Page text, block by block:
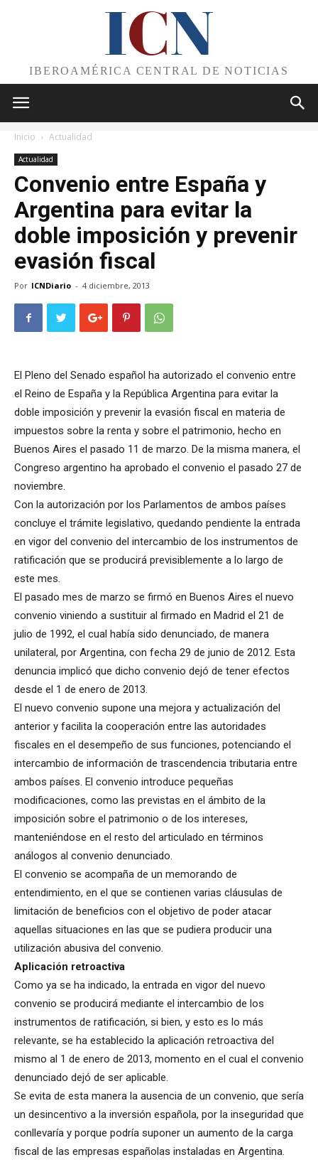
ICN
IBEROAMÉRICA CENTRAL DE NOTICIAS
Inicio Actualidad
Actualidad
Convenio entre España y
Argentina para evitar la
doble imposición y prevenir
evasión fiscal
Por ICNDiario - 4 diciembre, 2013
El Pleno del Senado español ha autorizado el convenio entre
el Reino de España y la República Argentina para evitar la
doble imposición y prevenir la evasión fiscal en materia de
impuestos sobre la renta y sobre el patrimonio, hecho en
Buenos Aires el pasado 11 de marzo. De la misma manera, el
Congreso argentino ha aprobado el convenio el pasado 27 de
noviembre.
Con la autorización por los Parlamentos de ambos países
concluye el trámite legislativo, quedando pendiente la entrada
en vigor del convenio del intercambio de los instrumentos de
ratificación que se producirá previsiblemente a lo largo de
este mes.
El pasado mes de marzo se firmó en Buenos Aires el nuevo
convenio viniendo a sustituir al firmado en Madrid el 21 de
julio de 1992, el cual había sido denunciado, de manera
unilateral, por Argentina, con fecha 29 de junio de 2012. Esta
denuncia implicó que dicho convenio dejó de tener efectos
desde el 1 de enero de 2013.
El nuevo convenio supone una mejora y actualización del
anterior y facilita la cooperación entre las autoridades
fiscales en el desempeño de sus funciones, potenciando el
intercambio de información de trascendencia tributaria entre
ambos países. El convenio introduce pequeñas
modificaciones, como las previstas en el ámbito de la
imposición sobre el patrimonio o de los intereses,
manteniéndose en el resto del articulado en términos
análogos al convenio denunciado.
El convenio se acompaña de un memorando de
entendimiento, en el que se contienen varias cláusulas de
limitación de beneficios con el objetivo de poder atacar
aquellas situaciones en las que se pudiera producir una
utilización abusiva del convenio.
Aplicación retroactiva
Como ya se ha indicado, la entrada en vigor del nuevo
convenio se producirá mediante el intercambio de los
instrumentos de ratificación, si bien, y esto es lo más
relevante, se ha establecido la aplicación retroactiva del
mismo al 1 de enero de 2013, momento en el cual el convenio
denunciado dejó de ser aplicable.
Se evita de esta manera la ausencia de un convenio, que sería
un desincentivo a la inversión española, por la inseguridad que
conllevaría y porque podría suponer un aumento de la carga
fiscal de las empresas españolas instaladas en Argentina.